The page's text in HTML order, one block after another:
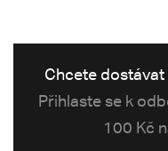
Chcete dostávat
Přihlaste se k
100 Kč